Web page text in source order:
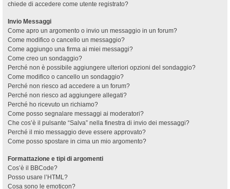
chiede di accedere come utente registrato?
Invio Messaggi
Come apro un argomento o invio un messaggio in un forum?
Come modifico o cancello un messaggio?
Come aggiungo una firma ai miei messaggi?
Come creo un sondaggio?
Perché non è possibile aggiungere ulteriori opzioni del sondaggio?
Come modifico o cancello un sondaggio?
Perché non riesco ad accedere a un forum?
Perché non riesco ad aggiungere allegati?
Perché ho ricevuto un richiamo?
Come posso segnalare messaggi ai moderatori?
Che cos’è il pulsante “Salva” nella finestra di invio dei messaggi?
Perché il mio messaggio deve essere approvato?
Come posso spostare in cima un mio argomento?
Formattazione e tipi di argomenti
Cos’è il BBCode?
Posso usare l’HTML?
Cosa sono le emoticon?